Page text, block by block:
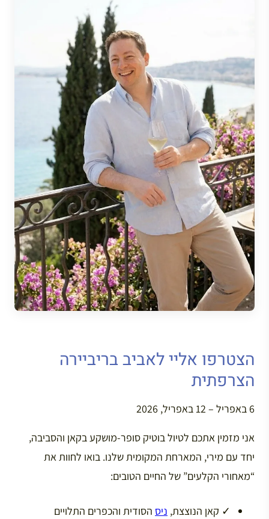
הצטרפו אליי לאביב בריביירה
הצרפתית
6 באפריל – 12 באפריל, 2026
אני מזמין אתכם לטיול בוטיק סופר-מושקע בקאן והסביבה,
יחד עם מירי, המארחת המקומית שלנו. בואו לחוות את
“מאחורי הקלעים” של החיים הטובים:
✓ קאן הנוצצת, ניס הסודית והכפרים התלויים